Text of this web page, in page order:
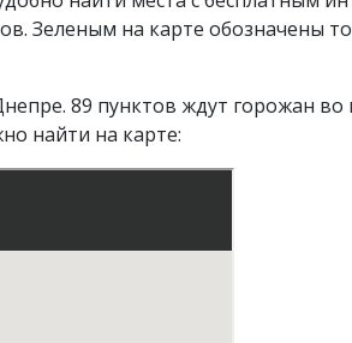
Зеленым на карте обозначены
89 пунктов ждут горожан
найти на карте: